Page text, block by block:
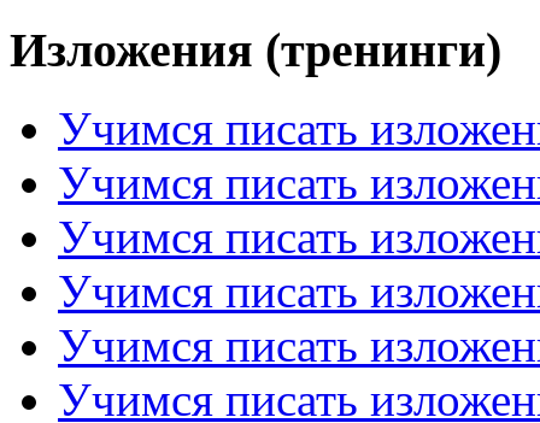
Изложения (тренинги)
Учимся писать
Учимся писать
Учимся писать
Учимся писать
Учимся писать
Учимся писать